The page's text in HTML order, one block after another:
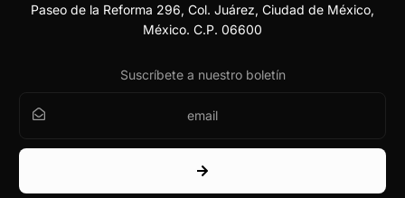
Paseo de la Reforma 296, Col. Juárez, Ciudad de México,
México. C.P. 06600
Suscríbete a nuestro boletín